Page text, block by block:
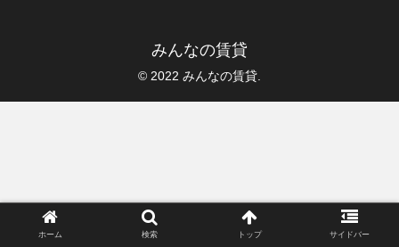
みんなの賃貸
© 2022 みんなの賃貸.
ホーム 検索 トップ サイドバー